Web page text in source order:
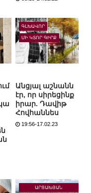
ԳԼԽԱՎՈՐ
ՄԻ ԿՏՈՐ ԳԻՐՔ
Անցյալ աշնանն
էր, որ սիրեցինք
իրար. Դավիթ
Հովհաննես
19:56-17.02.23
ԱՐՑԱԽՅԱՆ